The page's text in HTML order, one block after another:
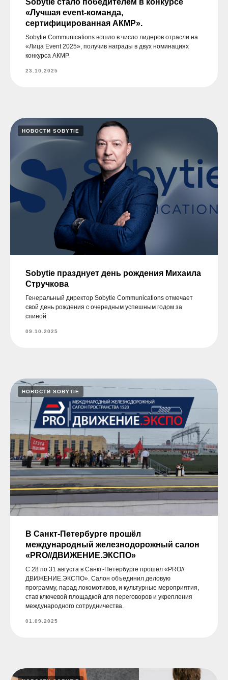
«Лучшая event-команда,
сертифицированная АКМР».
Sobytie Communications вошло в число лидеров отрасли на
«Лица Event 2025», получив награды в двух номинациях
конкурса АКМР.
23.10.2025
НОВОСТИ SOBYTIE
Sobytie празднует день рождения Михаила
Стручкова
Генеральный директор Sobytie Communications отмечает
свой день рождения с очередным успешным годом за
спиной
09.10.2025
НОВОСТИ SOBYTIE
В Санкт-Петербурге прошёл
международный железнодорожный салон
«PRO//ДВИЖЕНИЕ.ЭКСПО»
С 28 по 31 августа в Санкт-Петербурге прошёл «PRO//
ДВИЖЕНИЕ.ЭКСПО». Салон объединил деловую
программу, парад локомотивов, и культурные мероприятия,
став ключевой площадкой для переговоров и укрепления
международного сотрудничества.
01.09.2025